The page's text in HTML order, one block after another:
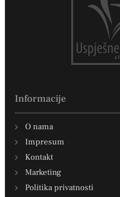
Informacije
O nama
Impresum
Kontakt
Marketing
Politika privatnosti